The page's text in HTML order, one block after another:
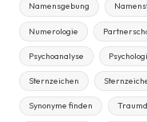
Namensgebung
Numerologie
Psychoanalyse
Sternzeichen
Synonyme finden